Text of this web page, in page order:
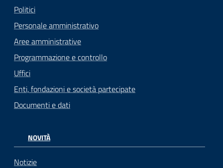
Politici
Personale amministrativo
Aree amministrative
Programmazione e controllo
Uffici
Enti, fondazioni e società partecipate
Documenti e dati
NOVITÀ
Notizie